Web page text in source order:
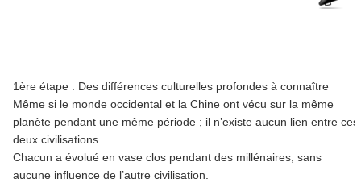
1ère étape : Des différences culturelles profondes à connaître
Même si le monde occidental et la Chine ont vécu sur la même
planète pendant une même période ; il n’existe aucun lien entre ces
deux civilisations.
Chacun a évolué en vase clos pendant des millénaires, sans
aucune influence de l’autre civilisation.